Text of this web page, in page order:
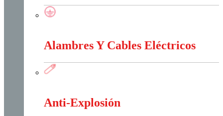
Alambres Y Cables Eléctricos
Anti-Explosión